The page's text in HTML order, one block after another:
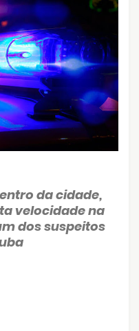
da cidade,
velocidade na
dos suspeitos